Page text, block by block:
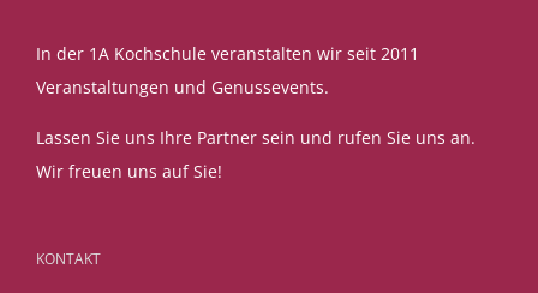
In der 1A Kochschule veranstalten wir seit 2011
Veranstaltungen und Genussevents.
Lassen Sie uns Ihre Partner sein und rufen Sie uns an.
Wir freuen uns auf Sie!
KONTAKT